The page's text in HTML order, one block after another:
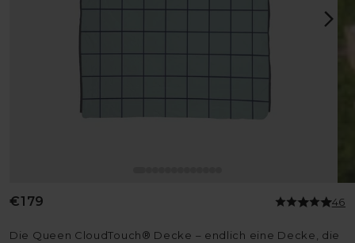
Normaler
€179 46
Die Queen CloudTouch® Decke – endlich eine Decke, die